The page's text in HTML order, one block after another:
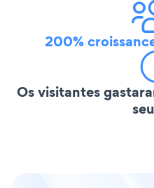
200%
Os visitantes